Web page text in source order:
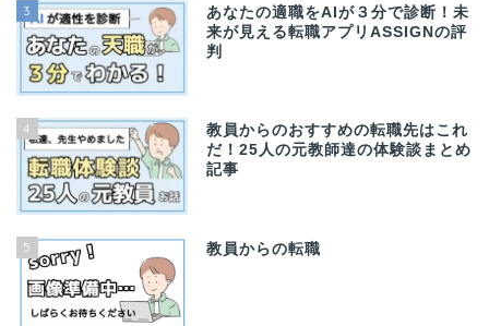
3
あなたの適職をAIが３分で診断！未
来が見える転職アプリASSIGNの評
判
4
教員からのおすすめの転職先はこれ
だ！25人の元教師達の体験談まとめ
記事
5 教員からの転職